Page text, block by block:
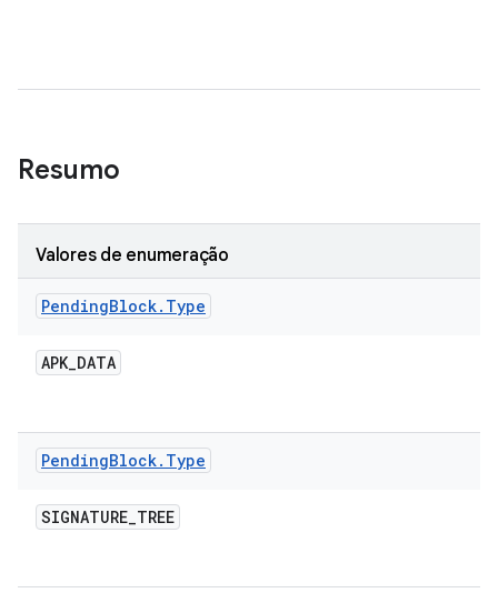
Resumo
Valores de enumeração
PendingBlock. Type
APK_DATA
PendingBlock. Type
SIGNATURE_TREE